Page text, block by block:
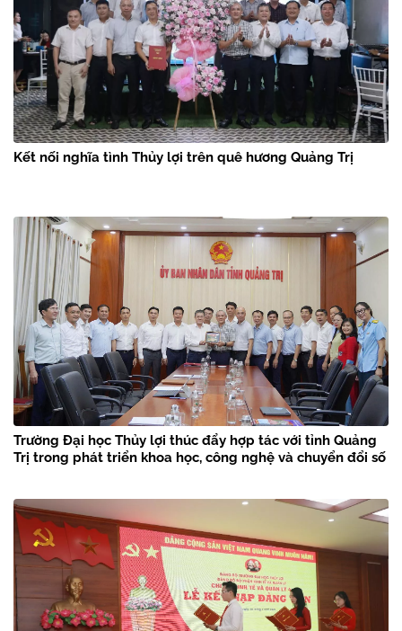
Kết nối nghĩa tình Thủy lợi trên quê hương Quảng Trị
Trường Đại học Thủy lợi thúc đẩy hợp tác với tỉnh Quảng
Trị trong phát triển khoa học, công nghệ và chuyển đổi số